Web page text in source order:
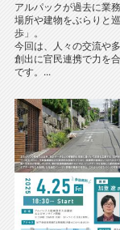
アルパックが過去に業
場所や建物をぶらりと
歩」。
今回は、人々の交流や
創出に官民連携で力を
です。...